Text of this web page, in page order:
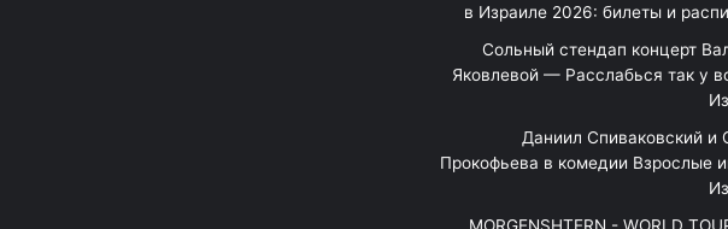
в Израиле 2026: билеты и
"Сольный стендап концерт
Яковлевой — Расслабься так у
"Даниил Спиваковский и
Прокофьева в комедии Взрослые
MORGENSHTERN - WORLD